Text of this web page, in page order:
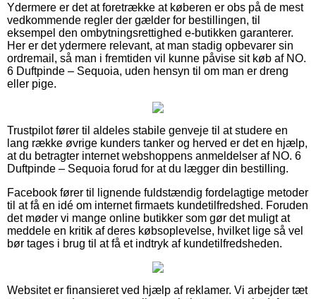
Ydermere er det at foretrække at køberen er obs på de mest
vedkommende regler der gælder for bestillingen, til
eksempel den ombytningsrettighed e-butikken garanterer.
Her er det ydermere relevant, at man stadig opbevarer sin
ordremail, så man i fremtiden vil kunne påvise sit køb af NO.
6 Duftpinde – Sequoia, uden hensyn til om man er dreng
eller pige.
Trustpilot fører til aldeles stabile genveje til at studere en
lang række øvrige kunders tanker og herved er det en hjælp,
at du betragter internet webshoppens anmeldelser af NO. 6
Duftpinde – Sequoia forud for at du lægger din bestilling.
Facebook fører til lignende fuldstændig fordelagtige metoder
til at få en idé om internet firmaets kundetilfredshed. Foruden
det møder vi mange online butikker som gør det muligt at
meddele en kritik af deres købsoplevelse, hvilket lige så vel
bør tages i brug til at få et indtryk af kundetilfredsheden.
Websitet er finansieret ved hjælp af reklamer. Vi arbejder tæt